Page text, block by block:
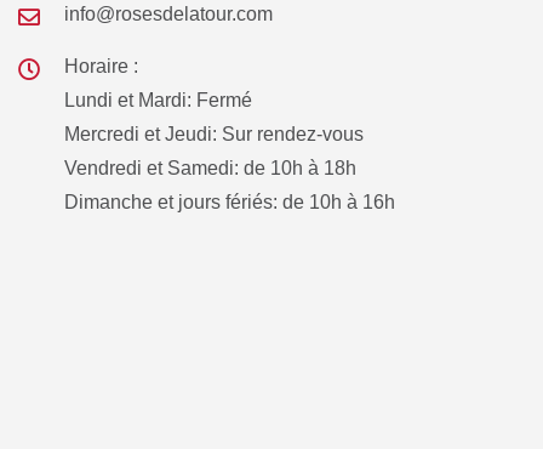
info@rosesdelatour.com
Horaire :
Lundi et Mardi: Fermé
Mercredi et Jeudi: Sur rendez-vous
Vendredi et Samedi: de 10h à 18h
Dimanche et jours fériés: de 10h à 16h